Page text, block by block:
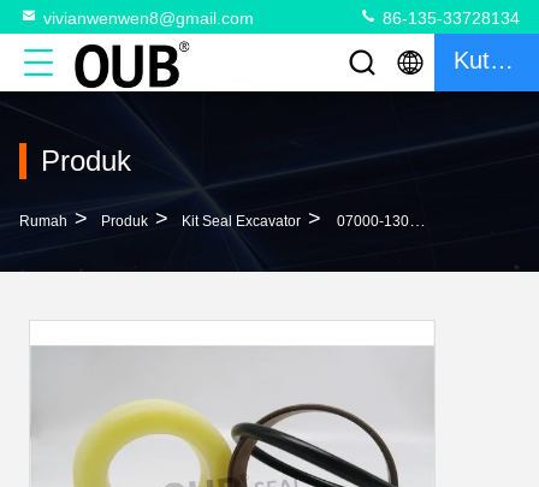
vivianwenwen8@gmail.com 86-135-33728134
Kutipan
Produk
Rumah > Produk > Kit Seal Excavator > 07000-13042 07000-11003 Menyesuaikan Segel Silinder Kit Kit Segel Motor Ayun 07000-B2050 07000-02055 0411419 4S01093